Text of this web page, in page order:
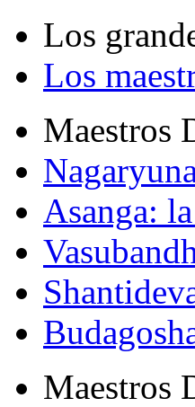
Los
Los
Maestros
Asanga:
Maestros